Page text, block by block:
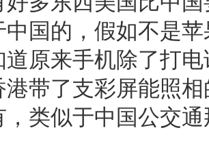
国的，假如不是
道原来手机除了打
带了支彩屏能照
，类似于中国公交